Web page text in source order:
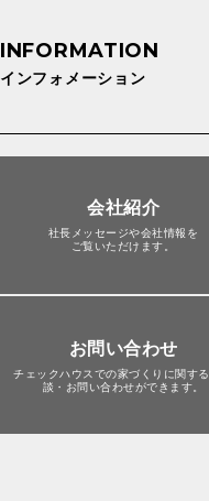
インフォメーション
会社紹介
社長メッセージや会社情報を
ご覧いただけます。
お問い合わせ
チェックハウスでの家づくりに関する
談・お問い合わせができます。